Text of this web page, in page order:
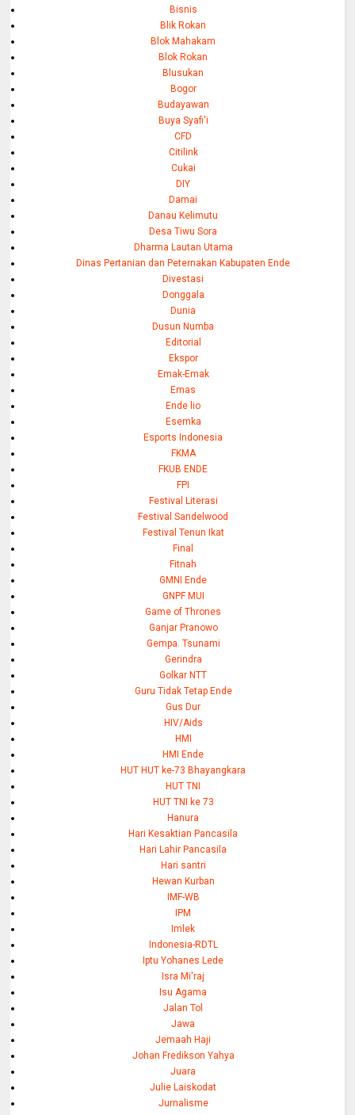
Bisnis
Blik Rokan
Blok Mahakam
Blok Rokan
Blusukan
Bogor
Budayawan
Buya Syafi'i
CFD
Citilink
Cukai
DIY
Damai
Danau Kelimutu
Desa Tiwu Sora
Dharma Lautan Utama
Dinas Pertanian dan Peternakan Kabupaten Ende
Divestasi
Donggala
Dunia
Dusun Numba
Editorial
Ekspor
Emak-Emak
Emas
Ende lio
Esemka
Esports Indonesia
FKMA
FKUB ENDE
FPI
Festival Literasi
Festival Sandelwood
Festival Tenun Ikat
Final
Fitnah
GMNI Ende
GNPF MUI
Game of Thrones
Ganjar Pranowo
Gempa. Tsunami
Gerindra
Golkar NTT
Guru Tidak Tetap Ende
Gus Dur
HIV/Aids
HMI
HMI Ende
HUT HUT ke-73 Bhayangkara
HUT TNI
HUT TNI ke 73
Hanura
Hari Kesaktian Pancasila
Hari Lahir Pancasila
Hari santri
Hewan Kurban
IMF-WB
IPM
Imlek
Indonesia-RDTL
Iptu Yohanes Lede
Isra Mi'raj
Isu Agama
Jalan Tol
Jawa
Jemaah Haji
Johan Fredikson Yahya
Juara
Julie Laiskodat
Jurnalisme